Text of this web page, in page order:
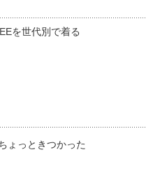
を世代別で着る
ょっときつかった